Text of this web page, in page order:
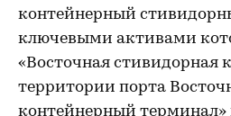
контейнерный
ключевыми активами
«Восточная стивидорная
территории порта
контейнерный терминал»